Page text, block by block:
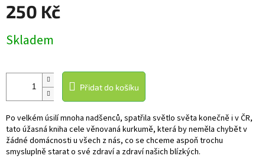
250 Kč
cena:
Skladem
Přidat do košíku
Po velkém úsilí mnoha nadšenců, spatřila světlo světa konečně i v ČR,
tato úžasná kniha cele věnovaná kurkumě, která by neměla chybět v
žádné domácnosti u všech z nás, co se chceme aspoň trochu
smysluplně starat o své zdraví a zdraví našich blízkých.